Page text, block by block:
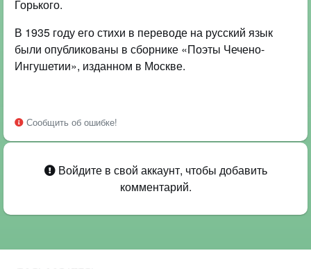
Горького.
В 1935 году его стихи в переводе на русский язык
были опубликованы в сборнике «Поэты Чечено-
Ингушетии», изданном в Москве.
Сообщить об ошибке!
Войдите в свой аккаунт, чтобы добавить
комментарий.